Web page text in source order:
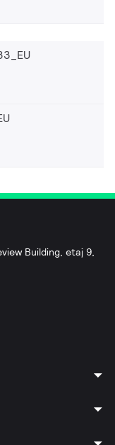
Building, etaj 9,